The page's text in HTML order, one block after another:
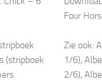
(stripboek
Four
Zie ook:
1/6),
2/6),